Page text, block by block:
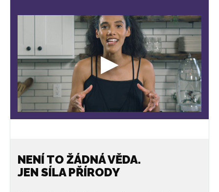
NENÍ TO ŽÁDNÁ VĚDA.
JEN SÍLA PŘÍRODY